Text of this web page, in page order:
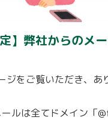
】弊社からのメ
ジをご覧いただき、あ
ルは全てドメイン「